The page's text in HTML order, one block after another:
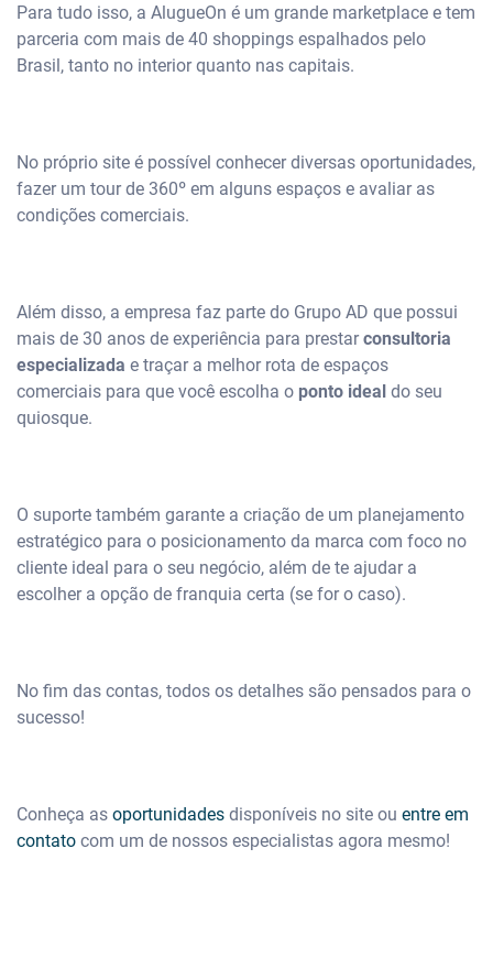
Para tudo isso, a AlugueOn é um grande marketplace e tem
parceria com mais de 40 shoppings espalhados pelo
Brasil, tanto no interior quanto nas capitais.
No próprio site é possível conhecer diversas oportunidades,
fazer um tour de 360º em alguns espaços e avaliar as
condições comerciais.
Além disso, a empresa faz parte do Grupo AD que possui
mais de 30 anos de experiência para prestarconsultoria
especializada e traçar a melhor rota de espaços
comerciais para que você escolha o ponto ideal do seu
quiosque.
O suporte também garante a criação de um planejamento
estratégico para o posicionamento da marca com foco no
cliente ideal para o seu negócio, além de te ajudar a
escolher a opção de franquia certa (se for o caso).
No fim das contas, todos os detalhes são pensados para o
sucesso!
Conheça as oportunidades disponíveis no site ou entre em
contato com um de nossos especialistas agora mesmo!